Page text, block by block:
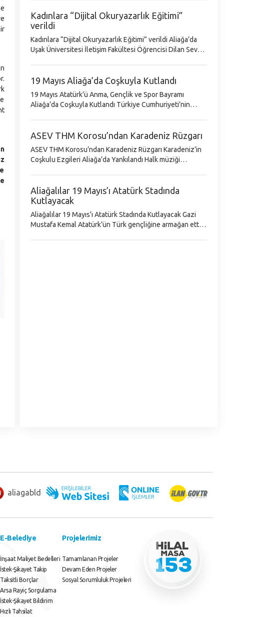
Kadınlara “Dijital Okuryazarlık Eğitimi”
verildi
Kadınlara “Dijital Okuryazarlık Eğitimi” verildi Aliağa’da
Uşak Üniversitesi İletişim Fakültesi Öğrencisi Dilan Sevgi
19 Mayıs Aliağa’da Coşkuyla Kutlandı
19 Mayıs Atatürk’ü Anma, Gençlik ve Spor Bayramı
Aliağa’da Coşkuyla Kutlandı Türkiye Cumhuriyeti’nin
ASEV THM Korosu’ndan Karadeniz Rüzgarı
ASEV THM Korosu’ndan Karadeniz Rüzgarı Karadeniz’in
Coşkulu Ezgileri Aliağa’da Yankılandı Halk müziği
Aliağalılar 19 Mayıs’ı Atatürk Stadında
Kutlayacak
Aliağalılar 19 Mayıs’ı Atatürk Stadında Kutlayacak Gazi
Mustafa Kemal Atatürk’ün Türk gençliğine armağan ettiği
aliagabld
E-Belediye
İnşaat Maliyet Bedelleri
İstek-Şikayet Takip
Taksitli Borçlar
Arsa Rayiç Sorgulama
İstek-Şikayet Bildirim
Hızlı Tahsilat
Projelerimiz
Tamamlanan Projeler
Devam Eden Projeler
Sosyal Sorumluluk Projeleri